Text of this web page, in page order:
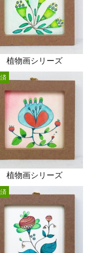
植物画シリーズ
植物画シリーズ